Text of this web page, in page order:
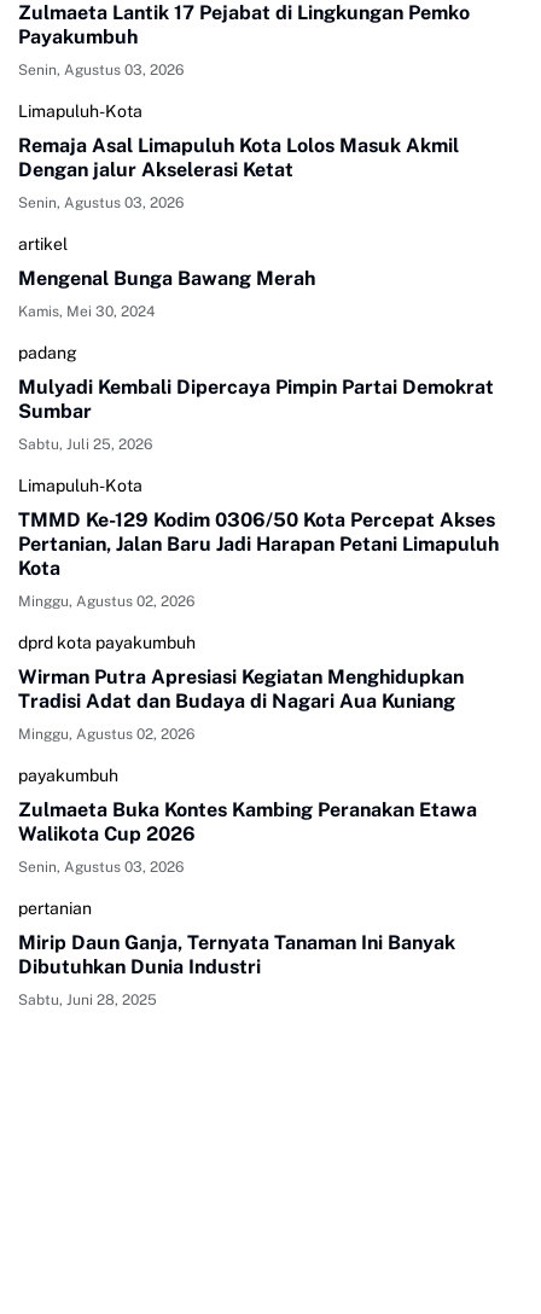
Zulmaeta Lantik 17 Pejabat di Lingkungan Pemko
Payakumbuh
Senin, Agustus 03, 2026
Limapuluh-Kota
Remaja Asal Limapuluh Kota Lolos Masuk Akmil
Dengan jalur Akselerasi Ketat
Senin, Agustus 03, 2026
artikel
Mengenal Bunga Bawang Merah
Kamis, Mei 30, 2024
padang
Mulyadi Kembali Dipercaya Pimpin Partai Demokrat
Sumbar
Sabtu, Juli 25, 2026
Limapuluh-Kota
TMMD Ke-129 Kodim 0306/50 Kota Percepat Akses
Pertanian, Jalan Baru Jadi Harapan Petani Limapuluh
Kota
Minggu, Agustus 02, 2026
dprd kota payakumbuh
Wirman Putra Apresiasi Kegiatan Menghidupkan
Tradisi Adat dan Budaya di Nagari Aua Kuniang
Minggu, Agustus 02, 2026
payakumbuh
Zulmaeta Buka Kontes Kambing Peranakan Etawa
Walikota Cup 2026
Senin, Agustus 03, 2026
pertanian
Mirip Daun Ganja, Ternyata Tanaman Ini Banyak
Dibutuhkan Dunia Industri
Sabtu, Juni 28, 2025